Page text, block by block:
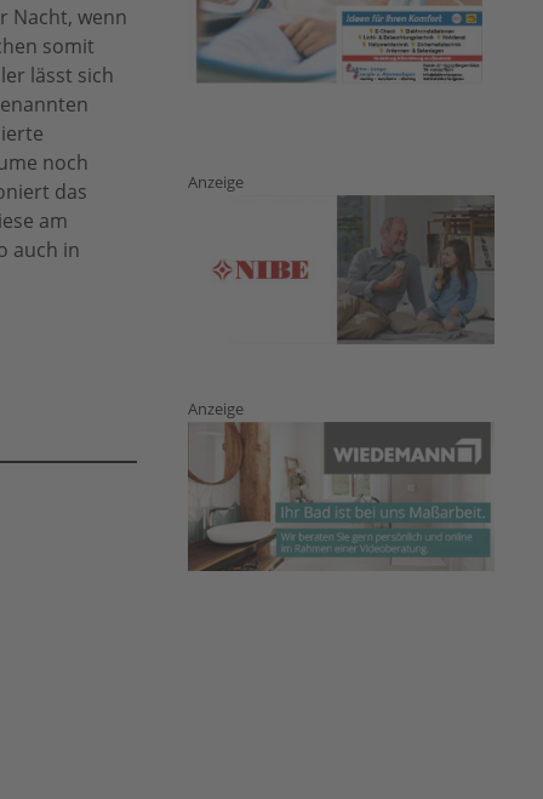
Nacht, wenn
somit
lässt sich
noch
das
am
auch in
Anzeige
Anzeige